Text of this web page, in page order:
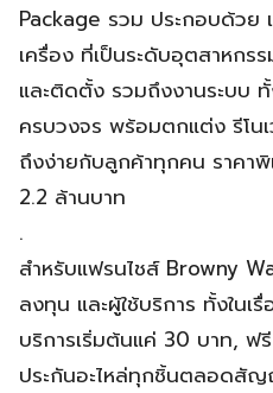
Package รวม ประกอบด้วย
เครื่อง ที่เป็นระดับอุตสาหก
และติดตั้ง รวมถึงงานระบบ
ครบวงจร พร้อมตกแต่ง รีโน
ถึงง่ายกับลูกค้าทุกคน ราคา
2.2 ล้านบาท
.
สำหรับแฟรนไชส์ Browny
ลงทุน และผู้ใช้บริการ ทั้งในเ
บริการเริ่มต้นแค่ 30 บาท, ฟ
ประกันอะไหล่ทุกชิ้นตลอดสั